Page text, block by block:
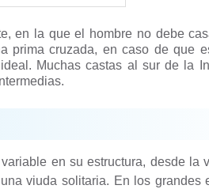
en la que el hombre no debe
prima cruzada, en caso de que
Muchas castas al sur de la
en su estructura, desde la
viuda solitaria. En los grandes